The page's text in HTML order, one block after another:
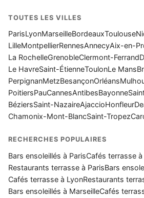
TOUTES LES VILLES
ParisLyonMarseilleBordeauxToulouse
LilleMontpellierRennesAnnecyAix-en-
La RochelleGrenobleClermont-Ferrand
Le HavreSaint-ÉtienneToulonLe Mans
PerpignanMetzBesançonOrléans
PoitiersPauCannesAntibesBayonne
BéziersSaint-NazaireAjaccioHonfleur
Chamonix-Mont-BlancSaint-Tropez
RECHERCHES POPULAIRES
Bars ensoleillés à ParisCafés terrasse à
Restaurants terrasse à ParisBars
Cafés terrasse à LyonRestaurants
Bars ensoleillés à MarseilleCafés